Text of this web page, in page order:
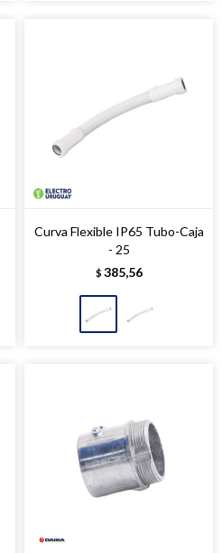
Curva Flexible IP65 Tubo-Caja
- 25
$ 385,56